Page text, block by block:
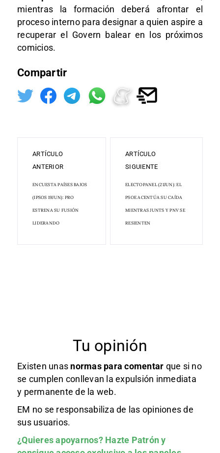
mientras la formación deberá afrontar el
proceso interno para designar a quien aspire a
recuperar el Govern balear en los próximos
comicios.
Compartir
ARTÍCULO
ANTERIOR
ENCUESTA PAÍSES BAJOS
(IPSOS 19JUN): PRO
ESTRENA SU FUSIÓN
LIDERANDO
ARTÍCULO
SIGUIENTE
ELECTOPANEL (21JUN): EL
PSOE ACENTÚA SU CAÍDA
MIENTRAS JUNTS Y PNV SE
RESIENTEN
Tu opinión
Existen unas normas para comentar que si no
se cumplen conllevan la expulsión inmediata
y permanente de la web.
EM no se responsabiliza de las opiniones de
sus usuarios.
¿Quieres apoyarnos? Hazte Patróny